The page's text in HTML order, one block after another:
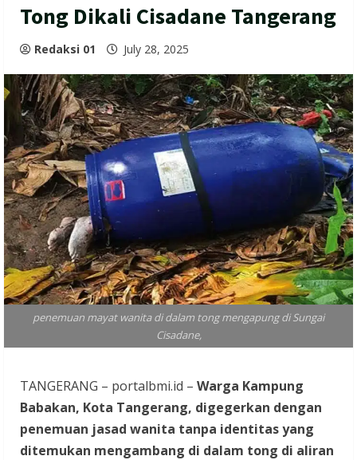
Tong Dikali Cisadane Tangerang
Redaksi 01 July 28, 2025
penemuan mayat wanita di dalam tong mengapung di Sungai
Cisadane,
TANGERANG – portalbmi.id – Warga Kampung
Babakan, Kota Tangerang, digegerkan dengan
penemuan jasad wanita tanpa identitas yang
ditemukan mengambang di dalam tong di aliran